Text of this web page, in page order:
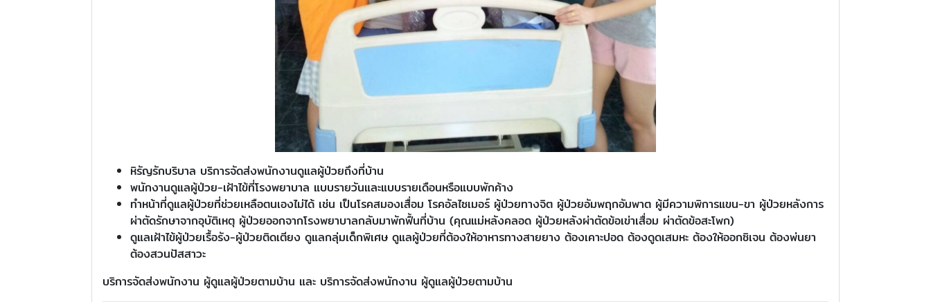
หิรัญรักบริบาล บริการจัดส่งพนักงานดูแลผู้ป่วยถึงที่บ้าน
พนักงานดูแลผู้ป่วย-เฝ้าไข้ที่โรงพยาบาล แบบรายวันและแบบรายเดือนหรือแบบพักค้าง
ทำหน้าที่ดูแลผู้ป่วยที่ช่วยเหลือตนเองไม่ได้ เช่น เป็นโรคสมองเสื่อม โรคอัลไซเมอร์ ผู้ป่วยทางจิต ผู้ป่วยอัมพฤกอัมพาต ผู้มีความพิการแขน-ขา ผู้ป่วยหลังการ
ผ่าตัดรักษาจากอุบัติเหตุ ผู้ป่วยออกจากโรงพยาบาลกลับมาพักฟื้นที่บ้าน (คุณแม่หลังคลอด ผู้ป่วยหลังผ่าตัดข้อเข่าเสื่อม ผ่าตัดข้อสะโพก)
ดูแลเฝ้าไข้ผู้ป่วยเรื้อรัง-ผู้ป่วยติดเตียง ดูแลกลุ่มเด็กพิเศษ ดูแลผู้ป่วยที่ต้องให้อาหารทางสายยาง ต้องเคาะปอด ต้องดูดเสมหะ ต้องให้ออกซิเจน ต้องพ่นยา
ต้องสวนปัสสาวะ
บริการจัดส่งพนักงาน ผู้ดูแลผู้ป่วยตามบ้าน และ บริการจัดส่งพนักงาน ผู้ดูแลผู้ป่วยตามบ้าน